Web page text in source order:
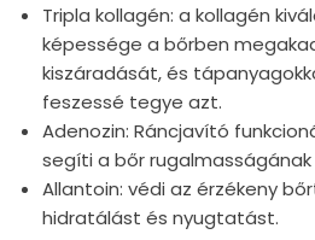
Tripla kollagén: a kollagén
képessége a bőrben
kiszáradását, és
feszessé tegye azt.
Adenozin: Ráncjavító
segíti a bőr
Allantoin: védi az érzékeny
hidratálást és nyugtatást.